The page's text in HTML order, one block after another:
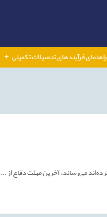
راهنمای فرآیندهای تحصیلات تکمیلی